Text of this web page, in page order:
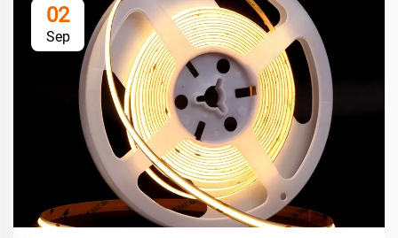
02
Sep